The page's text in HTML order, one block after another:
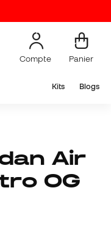
Compte Panier
Kits Blogs
OG